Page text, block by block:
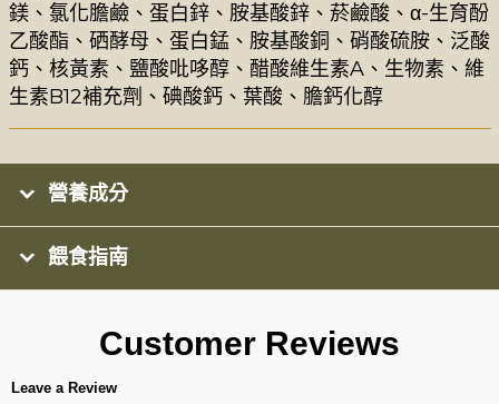
鎂、氯化膽鹼、蛋白鋅、胺基酸鋅、菸鹼酸、α-生育酚
乙酸酯、硒酵母、蛋白錳、胺基酸銅、硝酸硫胺、泛酸
鈣、核黃素、鹽酸吡哆醇、醋酸維生素A、生物素、維
生素B12補充劑、碘酸鈣、葉酸、膽鈣化醇
營養成分
餵食指南
Customer Reviews
Leave a Review